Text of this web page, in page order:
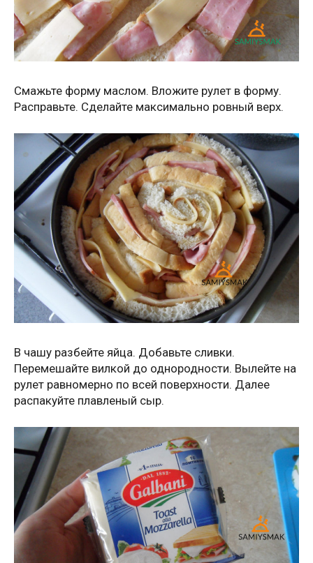
Смажьте форму маслом. Вложите рулет в форму.
Расправьте. Сделайте максимально ровный верх.
В чашу разбейте яйца. Добавьте сливки.
Перемешайте вилкой до однородности. Вылейте на
рулет равномерно по всей поверхности. Далее
распакуйте плавленый сыр.